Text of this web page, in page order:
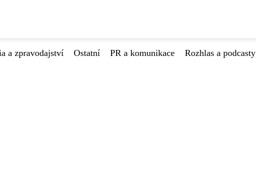
a zpravodajství Ostatní PR a komunikace Rozhlas a podcasty